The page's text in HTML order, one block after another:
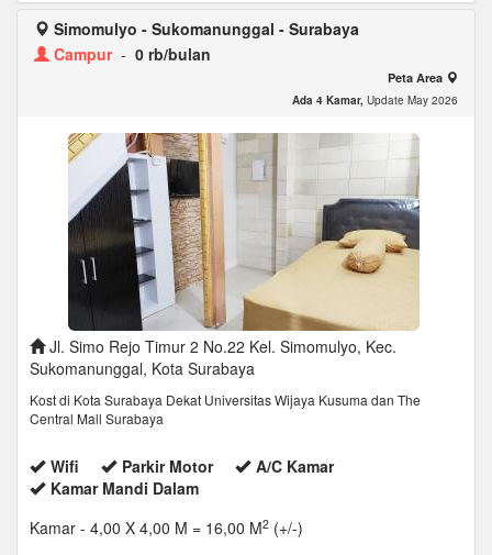
Simomulyo - Sukomanunggal - Surabaya
Campur- 0 rb/bulan
Peta Area
Ada 4 Kamar, Update May 2026
Jl. Simo Rejo Timur 2 No.22 Kel. Simomulyo, Kec.
Sukomanunggal, Kota Surabaya
Kost di Kota Surabaya Dekat Universitas Wijaya Kusuma dan The
Central Mall Surabaya
Wifi Parkir Motor
A/C Kamar
Kamar Mandi Dalam
Kamar - 4,00 X 4,00 M = 16,00 M2 (+/-)